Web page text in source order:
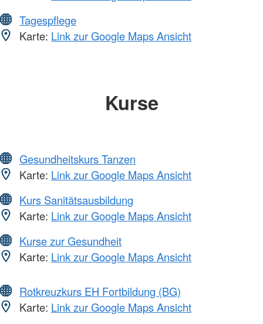
Tagespflege
Karte: Link zur Google Maps Ansicht
Kurse
Gesundheitskurs Tanzen
Karte: Link zur Google Maps Ansicht
Kurs Sanitätsausbildung
Karte: Link zur Google Maps Ansicht
Kurse zur Gesundheit
Karte: Link zur Google Maps Ansicht
Rotkreuzkurs EH Fortbildung (BG)
Karte: Link zur Google Maps Ansicht